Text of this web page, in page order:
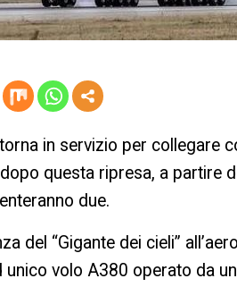
re
in servizio per collegare
questa ripresa, a partire
due.
del “Gigante dei cieli”
volo A380 operato da